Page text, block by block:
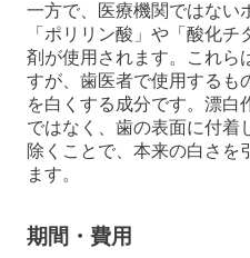
一方で、医療機関ではない
「ポリリン酸」や「酸化
剤が使用されます。これら
すが、歯医者で使用するも
を白くする成分です。漂白
ではなく、歯の表面に付着
除くことで、本来の白さを
ます。
期間・費用